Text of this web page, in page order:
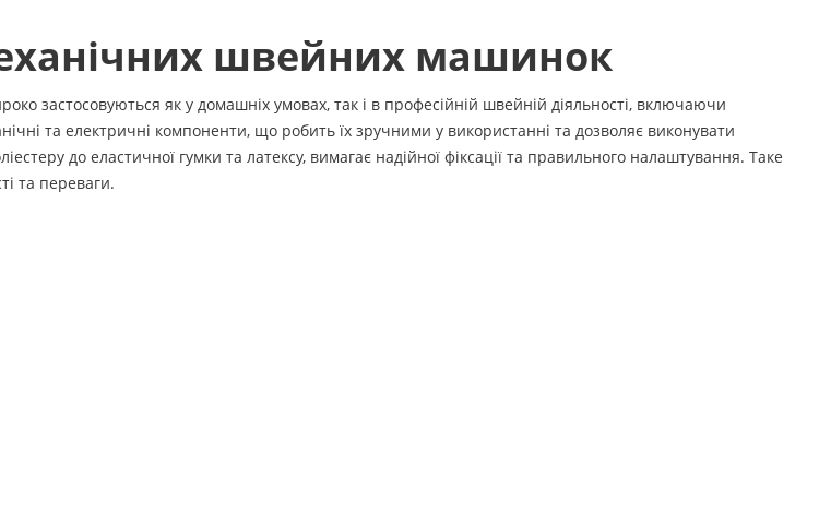
швейних машинок
застосовуються як у домашніх умовах, так і в професійній швейній діяльності, включаючи
та електричні компоненти, що робить їх зручними у використанні та дозволяє виконувати
до еластичної гумки та латексу, вимагає надійної фіксації та правильного налаштування. Таке
та переваги.